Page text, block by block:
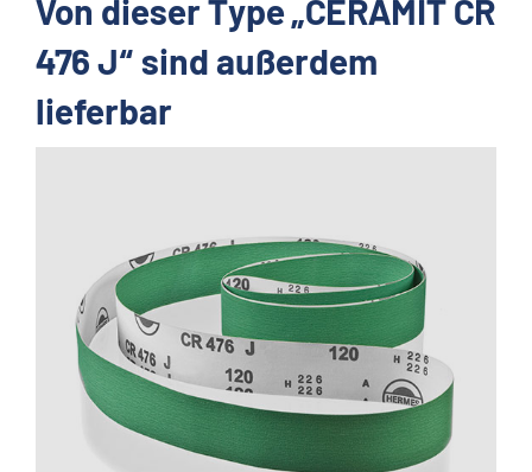
Von dieser Type „CERAMIT CR
476 J“ sind außerdem
lieferbar